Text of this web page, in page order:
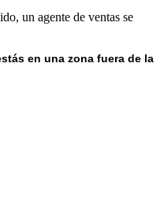
un agente de ventas se
en una zona fuera de la